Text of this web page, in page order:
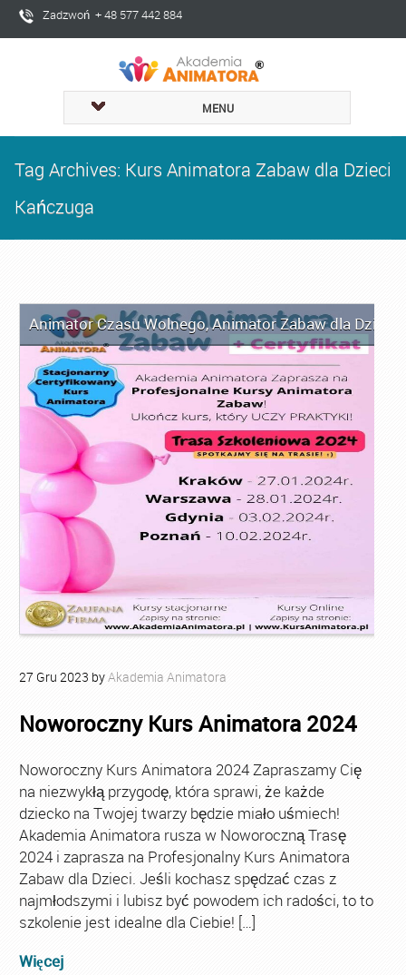
Zadzwoń + 48 577 442 884
MENU
Tag Archives: Kurs Animatora Zabaw dla Dzieci
Kańczuga
Animator Czasu Wolnego,Animator Zabaw dla Dzieci
27 Gru 2023 byAkademia Animatora
Noworoczny Kurs Animatora 2024
Noworoczny Kurs Animatora 2024 Zapraszamy Cię
na niezwykłą przygodę, która sprawi, że każde
dziecko na Twojej twarzy będzie miało uśmiech!
Akademia Animatora rusza w Noworoczną Trasę
2024 i zaprasza na Profesjonalny Kurs Animatora
Zabaw dla Dzieci. Jeśli kochasz spędzać czas z
najmłodszymi i lubisz być powodem ich radości, to to
szkolenie jest idealne dla Ciebie! […]
Więcej